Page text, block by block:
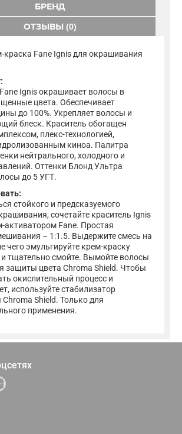
БРЕНД
ОТЗЫВЫ (0)
краска Fane Ignis для окрашивания
Ignis окрашивает волосы в
цвета. Обеспечивает
до 100%. Укрепляет волосы и
блеск. Краситель обогащен
плекс-технологией,
киноа. Палитра
нейтрального, холодного и
Оттенки Блонд Ультра
до 5 УГТ.
стойкого и предсказуемого
сочетайте краситель Ignis
активатором Fane. Простая
– 1:1.5. Выдержите смесь на
чего эмульгируйте крем-краску
и тщательно смойте. Вымойте волосы
защиты цвета Chroma Shield. Чтобы
окислительный процесс и
используйте стабилизатор
Shield. Только для
применения.